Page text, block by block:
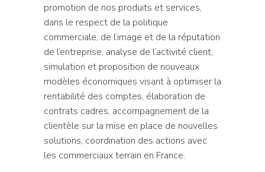
promotion de nos produits et services,
dans le respect de la politique
commerciale, de l’image et de la réputation
de l’entreprise, analyse de l’activité client,
simulation et proposition de nouveaux
modèles économiques visant à optimiser la
rentabilité des comptes, élaboration de
contrats cadres, accompagnement de la
clientèle sur la mise en place de nouvelles
solutions, coordination des actions avec
les commerciaux terrain en France.